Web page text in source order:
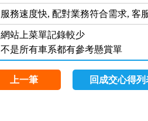
服務速度快, 配對業務符合需求, 客
網站上菜單記錄較少
不是所有車系都有參考懸賞單
上一筆 回成交心得列